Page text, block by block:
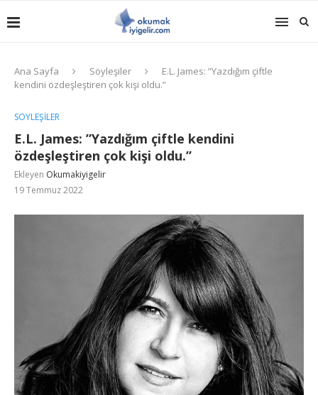
Ana Sayfa Söyleşiler
E.L. James: ”Yazdığım çiftle
kendini özdeşleştiren çok kişi oldu.”
SÖYLEŞILER
E.L. James: ”Yazdığım çiftle kendini
özdeşleştiren çok kişi oldu.”
Ekleyen Okumakiyigelir
19 Temmuz 2022